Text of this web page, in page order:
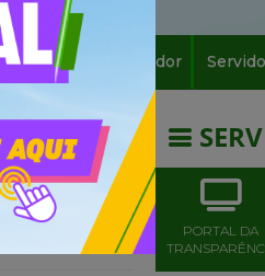
Sala do Empreendedor
PORTAL DA